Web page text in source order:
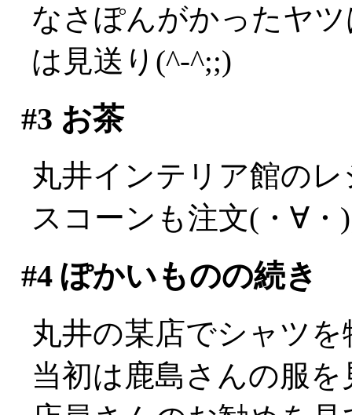
なさぽんがかったヤ
は見送り(^-^;;)
#3 お茶
丸井インテリア館の
スコーンも注文(・∀・
#4ぽかいものの続き
丸井の某店でシャツを
当初は鹿島さんの服